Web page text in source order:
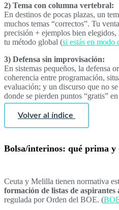
2) Tema con columna vertebral:
En destinos de pocas plazas, un
muchos temas “correctos”. Tu
precisión + ejemplos bien
tu método global (si estás en modo
3) Defensa sin improvisación:
En sistemas pequeños, la defensa
coherencia entre programación,
evaluación; y un discurso que no
donde se pierden puntos “gratis”
Volver al índice
Bolsa/interinos: qué prima y
Ceuta y Melilla tienen normativa
formación de listas de
regulada por Orden del BOE. (